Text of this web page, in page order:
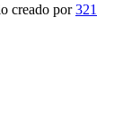
creado por321